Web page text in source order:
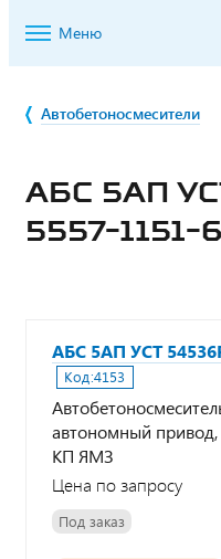
Меню
Автобетоносмесители
АБС 5АП
5557-1151-
АБС 5АП УСТ
Код:4153
автономный
КП ЯМЗ
Цена по запросу
Под заказ